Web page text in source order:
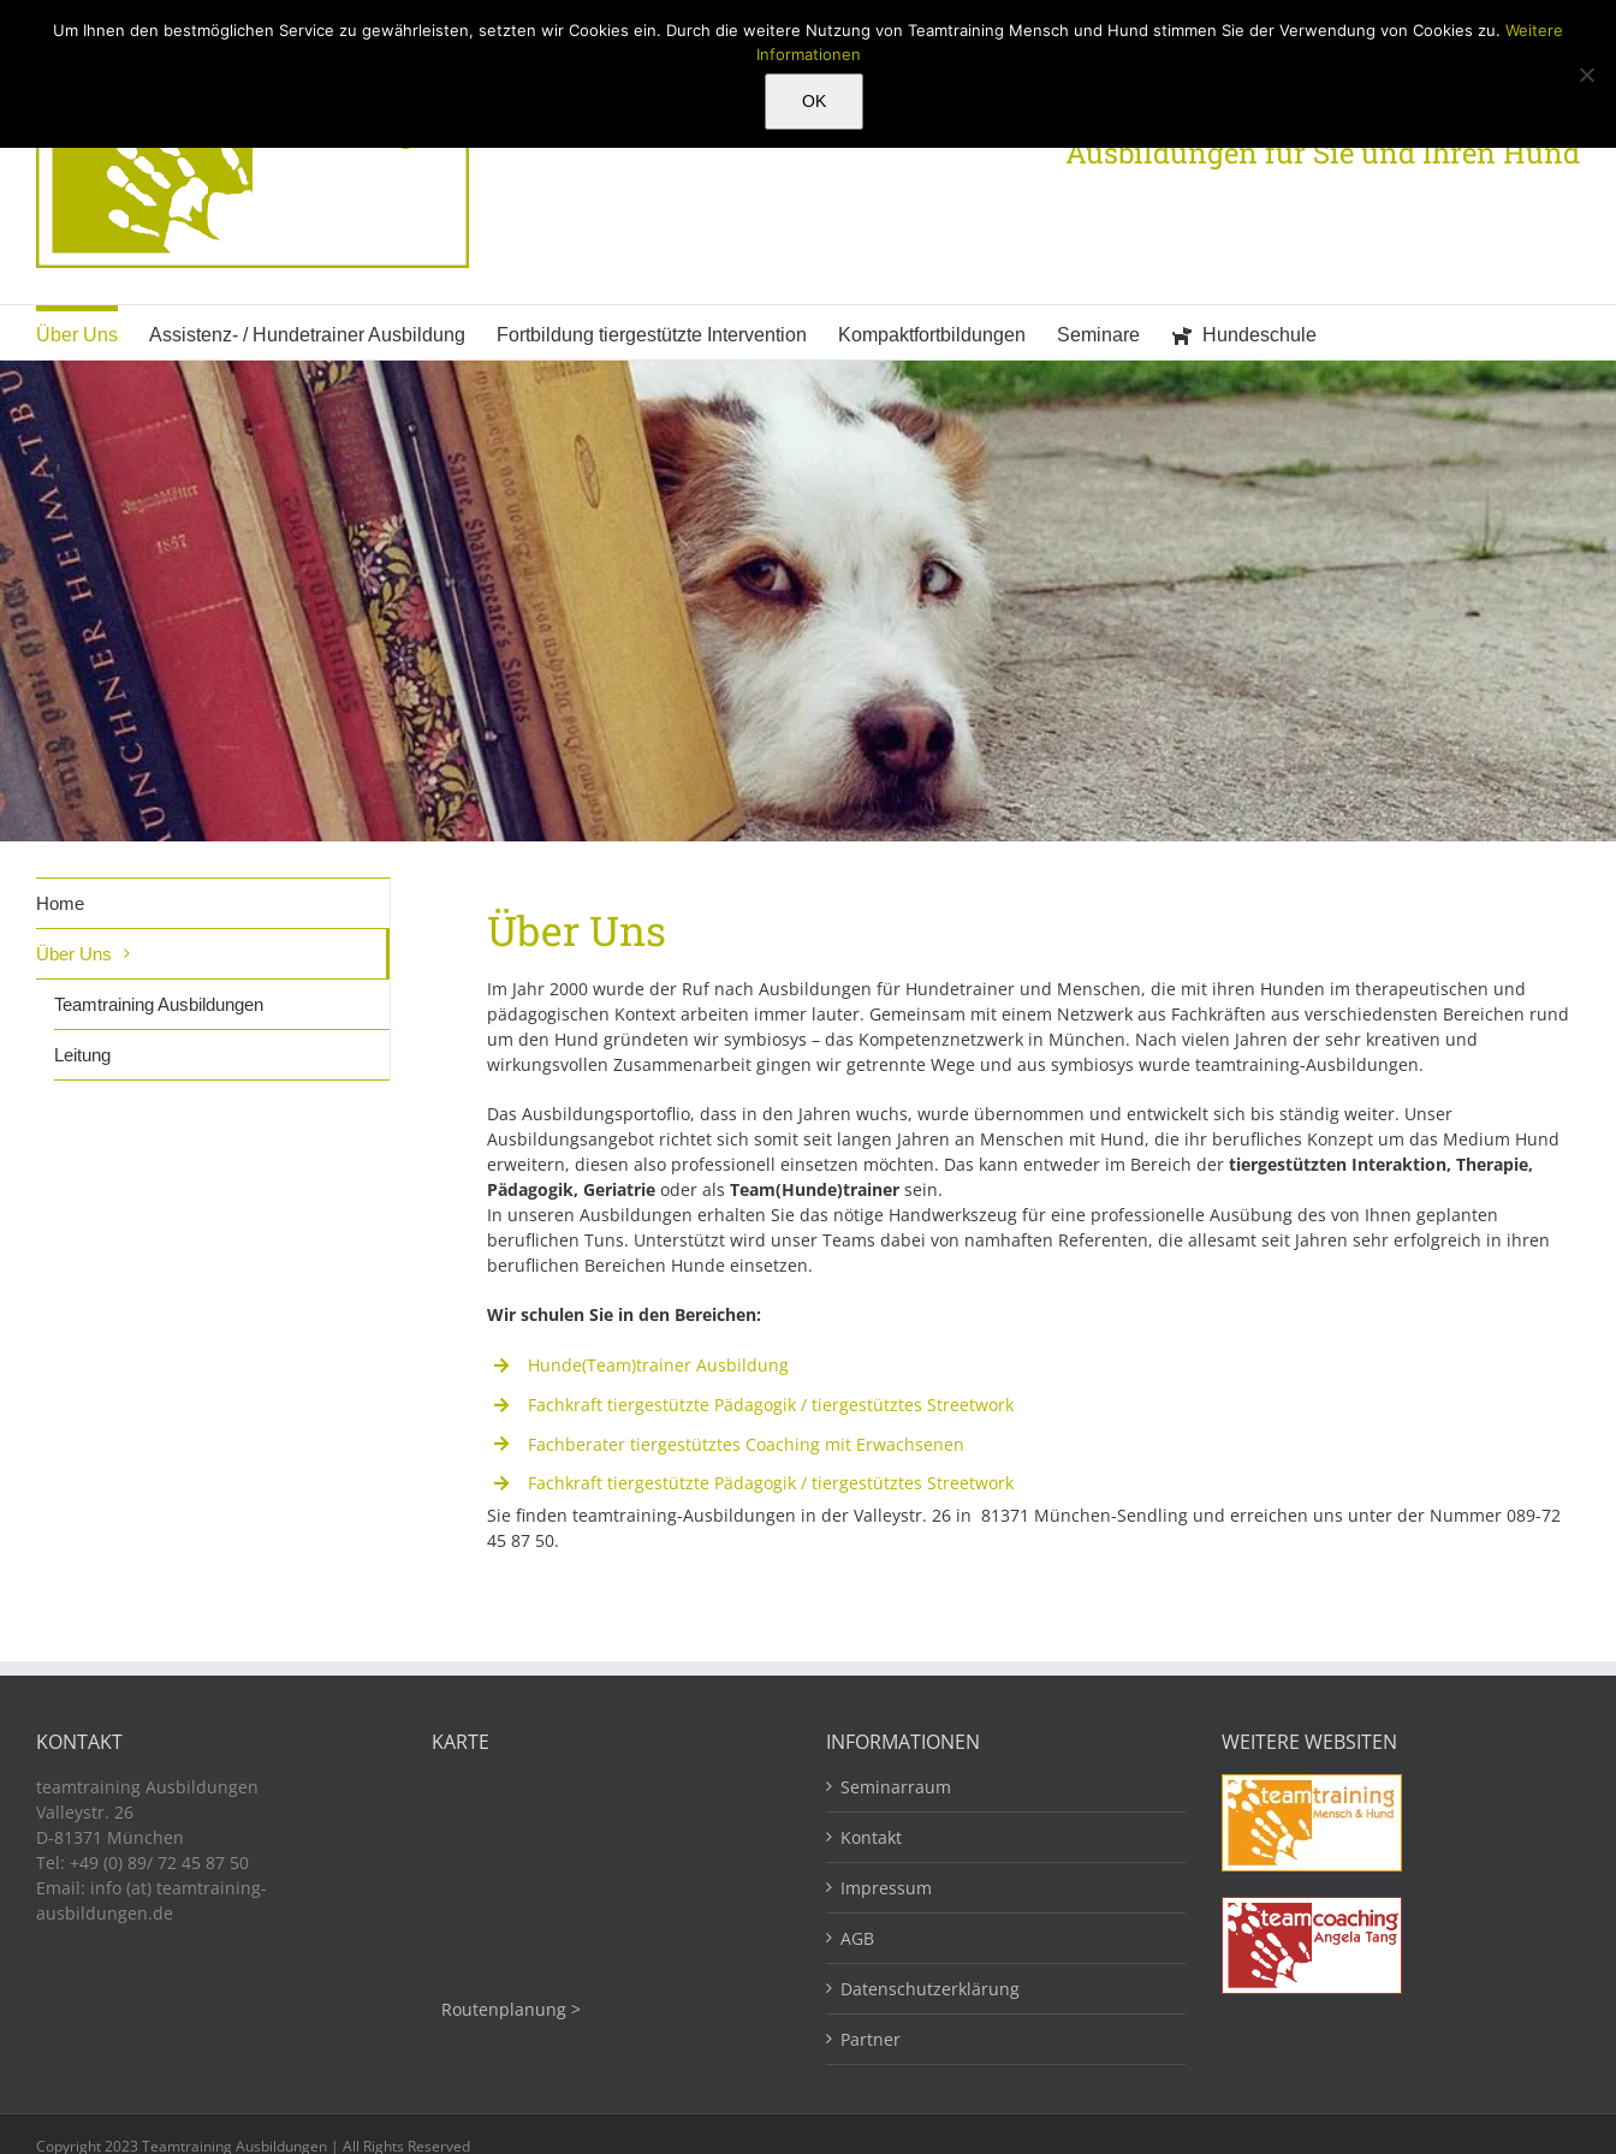
Ausbildungen für Sie und Ihren Hund
Über Uns Assistenz- / Hundetrainer Ausbildung Fortbildung tiergestützte Intervention Kompaktfortbildungen Seminare Hundeschule
Über Uns
Im Jahr 2000 wurde der Ruf nach Ausbildungen für Hundetrainer und Menschen, die mit ihren Hunden im therapeutischen und
pädagogischen Kontext arbeiten immer lauter. Gemeinsam mit einem Netzwerk aus Fachkräften aus verschiedensten Bereichen rund
um den Hund gründeten wir symbiosys – das Kompetenznetzwerk in München. Nach vielen Jahren der sehr kreativen und
wirkungsvollen Zusammenarbeit gingen wir getrennte Wege und aus symbiosys wurde teamtraining-Ausbildungen.
Das Ausbildungsportoflio, dass in den Jahren wuchs, wurde übernommen und entwickelt sich bis ständig weiter. Unser
Ausbildungsangebot richtet sich somit seit langen Jahren an Menschen mit Hund, die ihr berufliches Konzept um das Medium Hund
erweitern, diesen also professionell einsetzen möchten. Das kann entweder im Bereich der tiergestützten Interaktion, Therapie,
Pädagogik, Geriatrie oder alsTeam(Hunde)trainer sein.
In unseren Ausbildungen erhalten Sie das nötige Handwerkszeug für eine professionelle Ausübung des von Ihnen geplanten
beruflichen Tuns. Unterstützt wird unser Teams dabei von namhaften Referenten, die allesamt seit Jahren sehr erfolgreich in ihren
beruflichen Bereichen Hunde einsetzen.
Wir schulen Sie in den Bereichen:
Hunde(Team)trainer Ausbildung
Fachkraft tiergestützte Pädagogik / tiergestütztes Streetwork
Fachberater tiergestütztes Coaching mit Erwachsenen
Fachkraft tiergestützte Pädagogik / tiergestütztes Streetwork
Sie finden teamtraining-Ausbildungen in der Valleystr. 26 in 81371 München-Sendling und erreichen uns unter der Nummer 089-72
45 87 50.
Home
Über Uns
Teamtraining Ausbildungen
Leitung
KONTAKT
teamtraining Ausbildungen
Valleystr. 26
D-81371 München
Tel: +49 (0) 89/ 72 45 87 50
Email: info (at) teamtraining-
ausbildungen.de
KARTE
Routenplanung >
INFORMATIONEN
Seminarraum
Kontakt
Impressum
AGB
Datenschutzerklärung
Partner
WEITERE WEBSITEN
Copyright 2023 Teamtraining Ausbildungen | All Rights Reserved
Um Ihnen den bestmöglichen Service zu gewährleisten, setzten wir Cookies ein. Durch die weitere Nutzung von Teamtraining Mensch und Hund stimmen Sie der Verwendung von Cookies zu. Weitere
Informationen
OK